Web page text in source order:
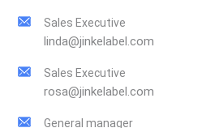
Sales Executive
linda@jinkelabel.com
Sales Executive
rosa@jinkelabel.com
General manager